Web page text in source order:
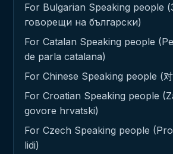
For Bulgarian Speaking people
говорещи на български)
For Catalan Speaking people
de parla catalana)
For Chinese Speaking people (
For Croatian Speaking people
govore hrvatski)
For Czech Speaking people
lidi)